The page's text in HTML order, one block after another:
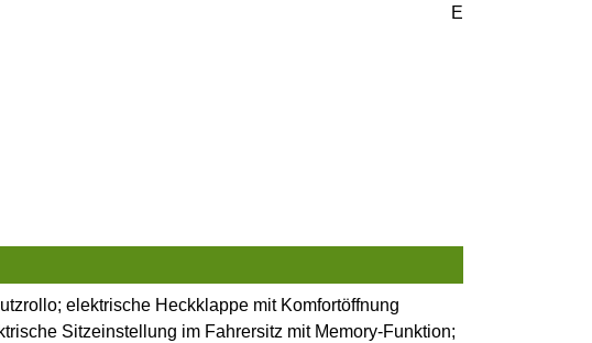
E
elektrische Heckklappe mit Komfortöffnung
Sitzeinstellung im Fahrersitz mit Memory-Funktion;